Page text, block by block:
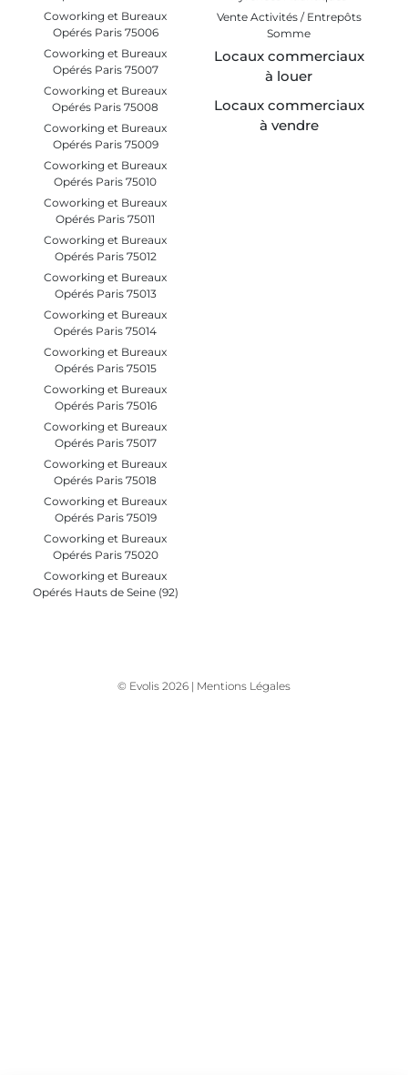
Coworking et Bureaux
Opérés Paris 75006
Coworking et Bureaux
Opérés Paris 75007
Coworking et Bureaux
Opérés Paris 75008
Coworking et Bureaux
Opérés Paris 75009
Coworking et Bureaux
Opérés Paris 75010
Coworking et Bureaux
Opérés Paris 75011
Coworking et Bureaux
Opérés Paris 75012
Coworking et Bureaux
Opérés Paris 75013
Coworking et Bureaux
Opérés Paris 75014
Coworking et Bureaux
Opérés Paris 75015
Coworking et Bureaux
Opérés Paris 75016
Coworking et Bureaux
Opérés Paris 75017
Coworking et Bureaux
Opérés Paris 75018
Coworking et Bureaux
Opérés Paris 75019
Coworking et Bureaux
Opérés Paris 75020
Coworking et Bureaux
Opérés Hauts de Seine (92)
Vente Activités / Entrepôts
Somme
Locaux commerciaux
à louer
Locaux commerciaux
à vendre
© Evolis 2026 | Mentions Légales